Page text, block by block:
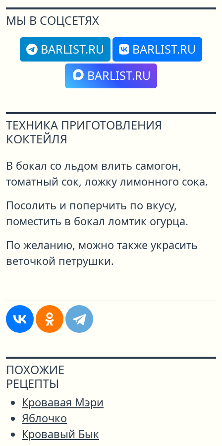
МЫ В СОЦСЕТЯХ
BARLIST.RU
BARLIST.RU
BARLIST.RU
ТЕХНИКА ПРИГОТОВЛЕНИЯ
КОКТЕЙЛЯ
В бокал со льдом влить самогон,
томатный сок, ложку лимонного сока.
Посолить и поперчить по вкусу,
поместить в бокал ломтик огурца.
По желанию, можно также украсить
веточкой петрушки.
ПОХОЖИЕ
РЕЦЕПТЫ
Кровавая Мэри
Яблочко
Кровавый Бык